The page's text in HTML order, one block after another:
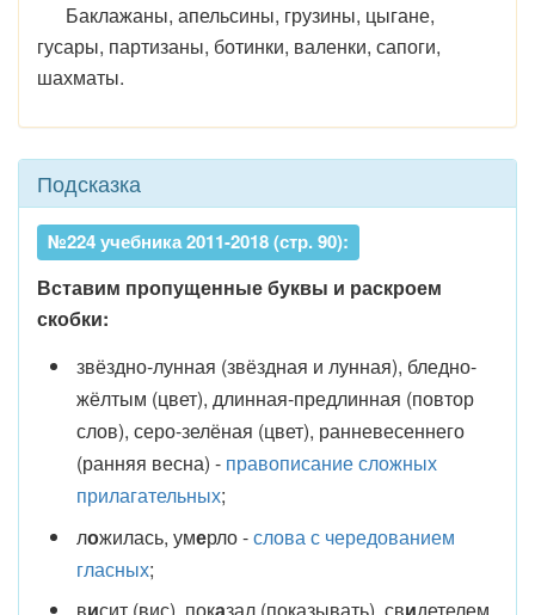
Баклажаны, апельсины, грузины, цыгане,
гусары, партизаны, ботинки, валенки, сапоги,
шахматы.
Подсказка
№224 учебника 2011-2018 (стр. 90):
Вставим пропущенные буквы и раскроем
скобки:
звёздно-лунная (звёздная и лунная), бледно-
жёлтым (цвет), длинная-предлинная (повтор
слов), серо-зелёная (цвет), ранневесеннего
(ранняя весна) - правописание сложных
прилагательных;
ложилась, умерло -слова с чередованием
гласных;